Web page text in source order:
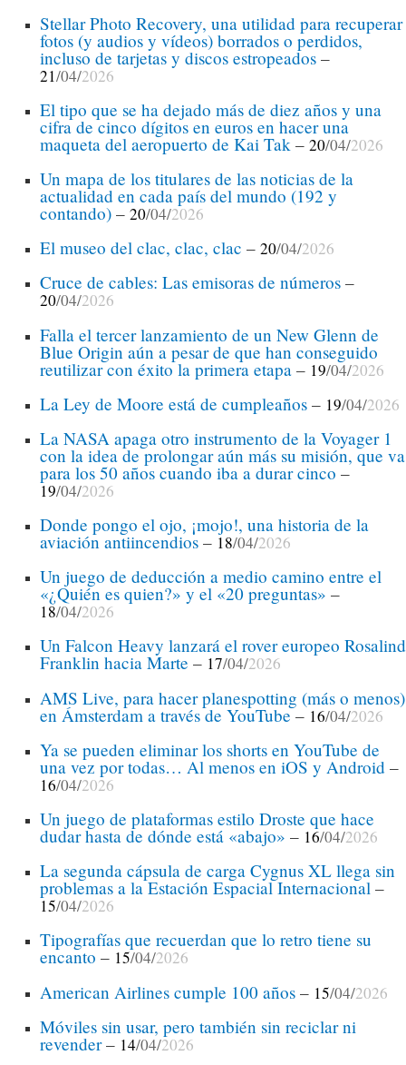
Stellar Photo Recovery, una utilidad para recuperar
fotos (y audios y vídeos) borrados o perdidos,
incluso de tarjetas y discos estropeados –
21/04/2026
El tipo que se ha dejado más de diez años y una
cifra de cinco dígitos en euros en hacer una
maqueta del aeropuerto de Kai Tak – 20/04/2026
Un mapa de los titulares de las noticias de la
actualidad en cada país del mundo (192 y
contando) – 20/04/2026
El museo del clac, clac, clac – 20/04/2026
Cruce de cables: Las emisoras de números –
20/04/2026
Falla el tercer lanzamiento de un New Glenn de
Blue Origin aún a pesar de que han conseguido
reutilizar con éxito la primera etapa – 19/04/2026
La Ley de Moore está de cumpleaños – 19/04/2026
La NASA apaga otro instrumento de la Voyager 1
con la idea de prolongar aún más su misión, que va
para los 50 años cuando iba a durar cinco –
19/04/2026
Donde pongo el ojo, ¡mojo!, una historia de la
aviación antiincendios – 18/04/2026
Un juego de deducción a medio camino entre el
«¿Quién es quien?» y el «20 preguntas» –
18/04/2026
Un Falcon Heavy lanzará el rover europeo Rosalind
Franklin hacia Marte – 17/04/2026
AMS Live, para hacer planespotting (más o menos)
en Ámsterdam a través de YouTube–16/04/2026
Ya se pueden eliminar los shorts en YouTube de
una vez por todas… Al menos en iOS y Android –
16/04/2026
Un juego de plataformas estilo Droste que hace
dudar hasta de dónde está «abajo» – 16/04/2026
La segunda cápsula de carga Cygnus XL llega sin
problemas a la Estación Espacial Internacional –
15/04/2026
Tipografías que recuerdan que lo retro tiene su
encanto – 15/04/2026
American Airlines cumple 100 años – 15/04/2026
Móviles sin usar, pero también sin reciclar ni
revender– 14/04/2026